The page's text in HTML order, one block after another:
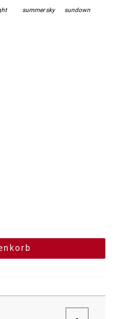
summer sky sundown